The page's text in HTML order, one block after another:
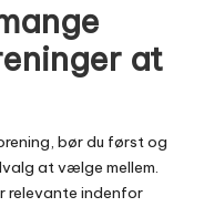
at
bør du først og
at vælge mellem.
relevante indenfor